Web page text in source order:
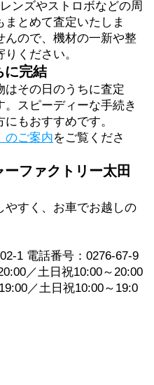
ンズやストロボなどの周
とめて査定いたしま
んので、機材の一新や整
ください。
に完結
はその日のうちに査定
。スピーディーな手続き
もおすすめです。
のご案内をご覧くださ
ファクトリー太田
やすく、お車でお越しの
1 電話番号：0276-67-9
／土日祝10:00～20:00
／土日祝10:00～19:0